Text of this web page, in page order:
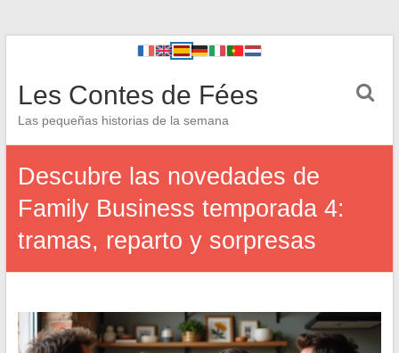
Les Contes de Fées
Las pequeñas historias de la semana
Descubre las novedades de
Family Business temporada 4:
tramas, reparto y sorpresas